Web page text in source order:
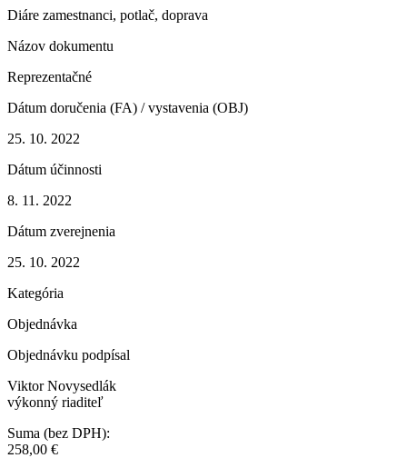
Diáre zamestnanci, potlač, doprava
Názov dokumentu
Reprezentačné
Dátum doručenia (FA) / vystavenia (OBJ)
25. 10. 2022
Dátum účinnosti
8. 11. 2022
Dátum zverejnenia
25. 10. 2022
Kategória
Objednávka
Objednávku podpísal
Viktor Novysedlák
výkonný riaditeľ
Suma (bez DPH):
258,00 €